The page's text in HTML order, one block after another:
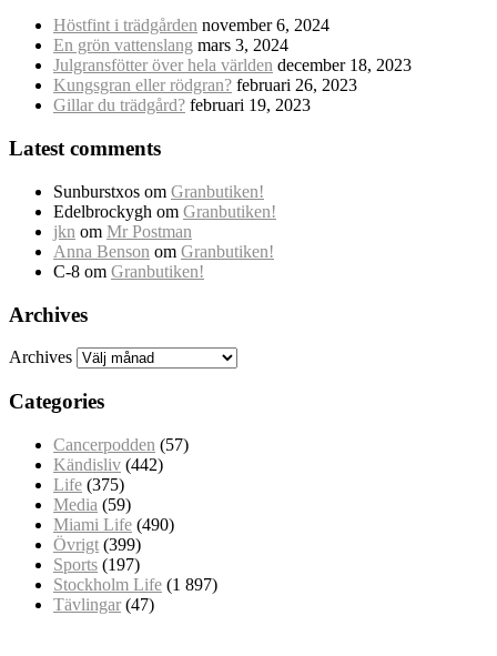
Höstfint i trädgården november 6, 2024
En grön vattenslang mars 3, 2024
Julgransfötter över hela världen december 18, 2023
Kungsgran eller rödgran? februari 26, 2023
Gillar du trädgård? februari 19, 2023
Latest comments
Sunburstxos om Granbutiken!
Edelbrockygh om Granbutiken!
jkn om Mr Postman
Anna Benson om Granbutiken!
C-8 om Granbutiken!
Archives
Archives
Categories
Cancerpodden (57)
Kändisliv (442)
Life (375)
Media (59)
Miami Life (490)
Övrigt (399)
Sports (197)
Stockholm Life (1 897)
Tävlingar (47)